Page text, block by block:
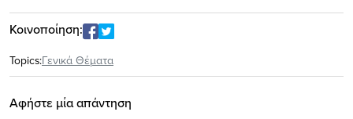
Κοινοποίηση:
Topics:Γενικά Θέματα
Αφήστε μία απάντηση